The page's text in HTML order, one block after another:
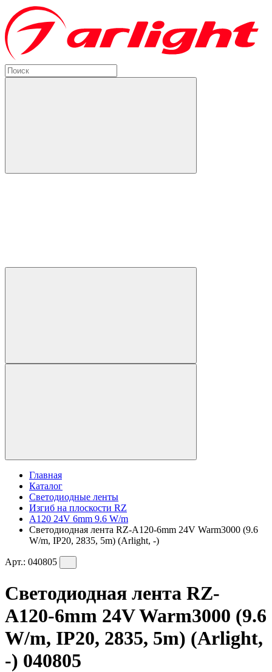
Главная
Каталог
Светодиодные ленты
Изгиб на плоскости RZ
A120 24V 6mm 9.6 W/m
Светодиодная лента RZ-A120-6mm 24V Warm3000 (9.6
W/m, IP20, 2835, 5m) (Arlight, -)
Арт.: 040805
Светодиодная лента RZ-
A120-6mm 24V Warm3000 (9.6
W/m, IP20, 2835, 5m) (Arlight,
-) 040805